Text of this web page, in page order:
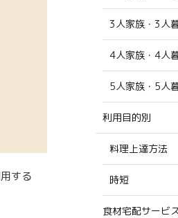
する
3人家族・3人
4人家族・4人
5人家族・5人
利用目的別
料理上達方法
時短
食材宅配サービ